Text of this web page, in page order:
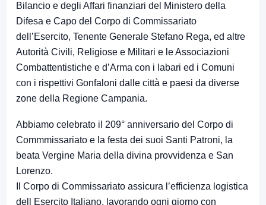
Bilancio e degli Affari finanziari del Ministero della
Difesa e Capo del Corpo di Commissariato
dell’Esercito, Tenente Generale Stefano Rega, ed altre
Autorità Civili, Religiose e Militari e le Associazioni
Combattentistiche e d’Arma con i labari ed i Comuni
con i rispettivi Gonfaloni dalle città e paesi da diverse
zone della Regione Campania.
Abbiamo celebrato il 209° anniversario del Corpo di
Commmissariato e la festa dei suoi Santi Patroni, la
beata Vergine Maria della divina provvidenza e San
Lorenzo.
Il Corpo di Commissariato assicura l’efficienza logistica
dell Esercito Italiano, lavorando ogni giorno con